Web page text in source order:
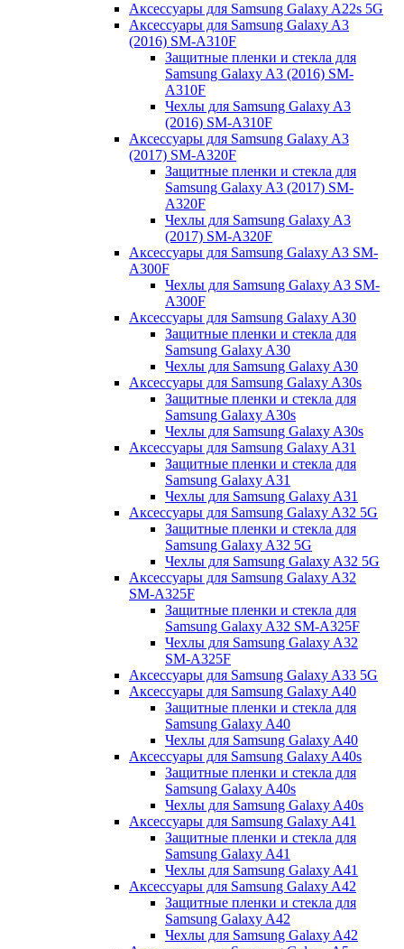
Аксессуары для Samsung Galaxy A22s 5G
Аксессуары для Samsung Galaxy A3
(2016) SM-A310F
Защитные пленки и стекла для
Samsung Galaxy A3 (2016) SM-
A310F
Чехлы для Samsung Galaxy A3
(2016) SM-A310F
Аксессуары для Samsung Galaxy A3
(2017) SM-A320F
Защитные пленки и стекла для
Samsung Galaxy A3 (2017) SM-
A320F
Чехлы для Samsung Galaxy A3
(2017) SM-A320F
Аксессуары для Samsung Galaxy A3 SM-
A300F
Чехлы для Samsung Galaxy A3 SM-
A300F
Аксессуары для Samsung Galaxy A30
Защитные пленки и стекла для
Samsung Galaxy A30
Чехлы для Samsung Galaxy A30
Аксессуары для Samsung Galaxy A30s
Защитные пленки и стекла для
Samsung Galaxy A30s
Чехлы для Samsung Galaxy A30s
Аксессуары для Samsung Galaxy A31
Защитные пленки и стекла для
Samsung Galaxy A31
Чехлы для Samsung Galaxy A31
Аксессуары для Samsung Galaxy A32 5G
Защитные пленки и стекла для
Samsung Galaxy A32 5G
Чехлы для Samsung Galaxy A32 5G
Аксессуары для Samsung Galaxy A32
SM-A325F
Защитные пленки и стекла для
Samsung Galaxy A32 SM-A325F
Чехлы для Samsung Galaxy A32
SM-A325F
Аксессуары для Samsung Galaxy A33 5G
Аксессуары для Samsung Galaxy A40
Защитные пленки и стекла для
Samsung Galaxy A40
Чехлы для Samsung Galaxy A40
Аксессуары для Samsung Galaxy A40s
Защитные пленки и стекла для
Samsung Galaxy A40s
Чехлы для Samsung Galaxy A40s
Аксессуары для Samsung Galaxy A41
Защитные пленки и стекла для
Samsung Galaxy A41
Чехлы для Samsung Galaxy A41
Аксессуары для Samsung Galaxy A42
Защитные пленки и стекла для
Samsung Galaxy A42
Чехлы для Samsung Galaxy A42